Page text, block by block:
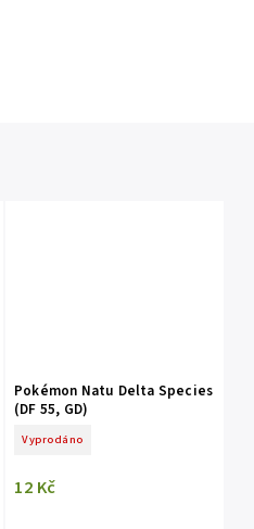
Pokémon Natu Delta Species
(DF 55, GD)
Vyprodáno
12 Kč